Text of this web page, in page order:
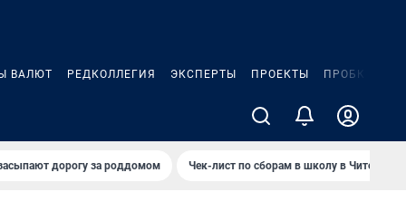
ВАЛЮТ РЕДКОЛЛЕГИЯ ЭКСПЕРТЫ ПРОЕКТЫ ПРОБКИ
дорогу за роддомом Чек-лист по сборам в школу в Чите